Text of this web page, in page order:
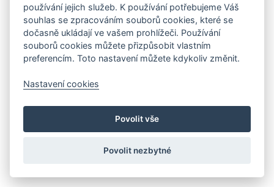
používání jejich služeb. K používání potřebujeme Váš
souhlas se zpracováním souborů cookies, které se
dočasně ukládají ve vašem prohlížeči. Používání
souborů cookies můžete přizpůsobit vlastním
preferencím. Toto nastavení můžete kdykoliv změnit.
Nastavení cookies
Povolit vše
Povolit nezbytné